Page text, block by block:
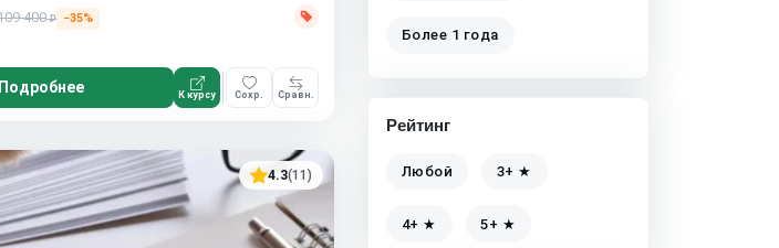
400₽
−35%
Подробнее К курсу Сохр. Сравн.
4.3(11)
Более 1 года
Рейтинг
Любой 3+ ★
4+ ★ 5+ ★